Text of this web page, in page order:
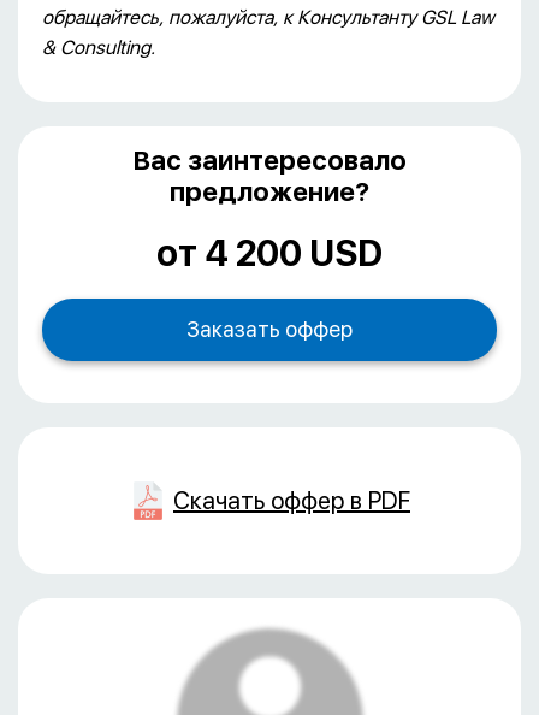
обращайтесь, пожалуйста, к Консультанту GSL Law
& Consulting.
Вас заинтересовало
предложение?
от 4 200 USD
Скачать оффер в PDF